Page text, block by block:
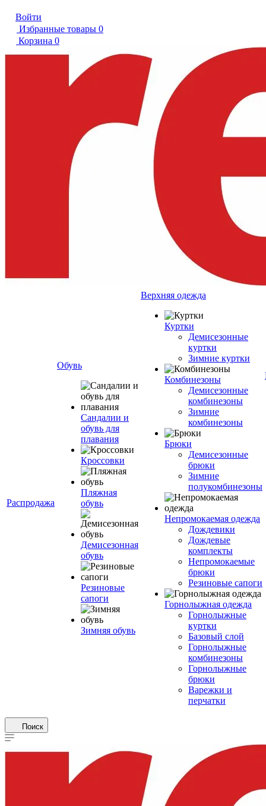
Войти
Избранные товары 0
Корзина 0
Распродажа
Обувь
Сандалии и
обувь для
плавания
Кроссовки
Пляжная
обувь
Демисезонная
обувь
Резиновые
сапоги
Зимняя обувь
Верхняя одежда
Куртки
Демисезонные
куртки
Зимние куртки
Комбинезоны
Демисезонные
комбинезоны
Зимние
комбинезоны
Брюки
Демисезонные
брюки
Зимние
полукомбинезоны
Непромокаемая одежда
Дождевики
Дождевые
комплекты
Непромокаемые
брюки
Резиновые сапоги
Горнолыжная одежда
Горнолыжные
куртки
Базовый слой
Горнолыжные
комбинезоны
Горнолыжные
брюки
Варежки и
перчатки
Поиск